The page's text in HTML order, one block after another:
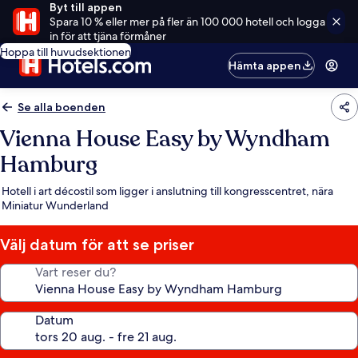
Byt till appen
Spara 10 % eller mer på fler än 100 000 hotell och logga
in för att tjäna förmåner
Hoppa till huvudsektionen
Hämta appen
Se alla boenden
Vienna House Easy by Wyndham
Hamburg
Hotell i art décostil som ligger i anslutning till kongresscentret, nära
Miniatur Wunderland
Välj datum för att se priser
Vart reser du?
Datum